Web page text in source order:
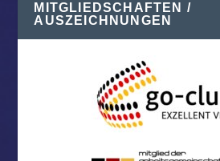
MITGLIEDSCHAFTEN /
AUSZEICHNUNGEN